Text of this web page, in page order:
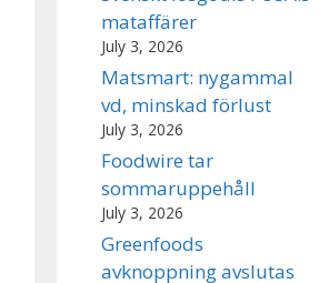
mataffärer
July 3, 2026
Matsmart: nygammal
vd, minskad förlust
July 3, 2026
Foodwire tar
sommaruppehåll
July 3, 2026
Greenfoods
avknoppning avslutas